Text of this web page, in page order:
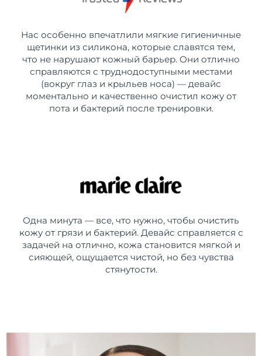
Нас особенно впечатлили мягкие гигиеничные
щетинки из силикона, которые славятся тем,
что не нарушают кожный барьер. Они отлично
справляются с труднодоступными местами
(вокруг глаз и крыльев носа) — девайс
моментально и качественно очистил кожу от
пота и бактерий после тренировки.
Одна минута — все, что нужно, чтобы очистить
кожу от грязи и бактерий. Девайс справляется с
задачей на отлично, кожа становится мягкой и
сияющей, ощущается чистой, но без чувства
стянутости.